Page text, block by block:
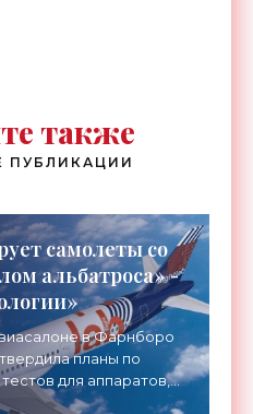
также
ПУБЛИКАЦИИ
самолеты со
альбатроса» -
в Фарнборо
планы по
для аппаратов,
проекта «Крыло